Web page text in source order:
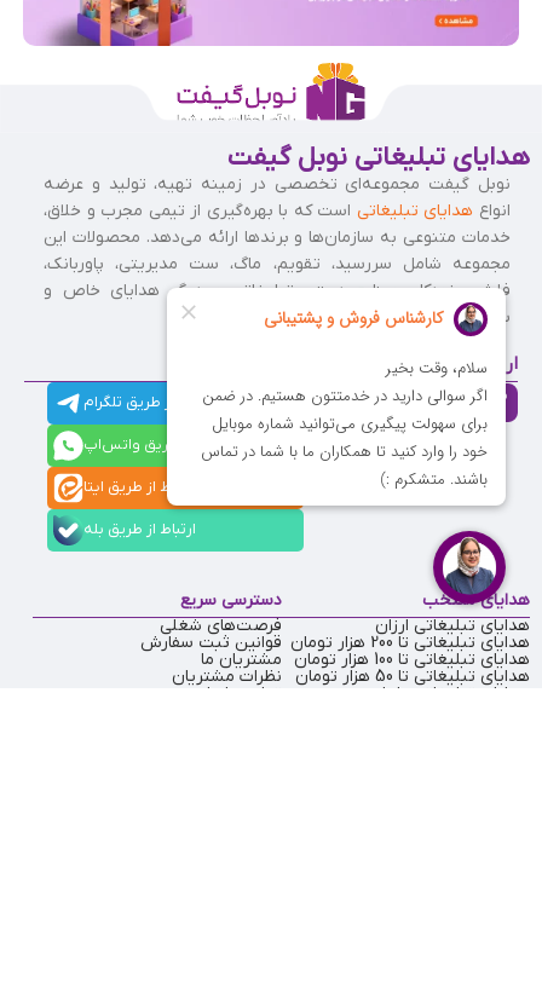
هدایای تبلیغاتی نوبل گیفت
نوبل گیفت مجموعه‌ای تخصصی در زمینه تهیه، تولید و عرضه
انواع هدایای تبلیغاتی است که با بهره‌گیری از تیمی مجرب و خلاق،
خدمات متنوعی به سازمان‌ها و برندها ارائه می‌دهد. محصولات این
مجموعه شامل سررسید، تقویم، ماگ، ست مدیریتی، پاوربانک،
فلش، خودکار، صنایع دستی تبلیغاتی و دیگر هدایای خاص و
سفارشی است.
ارتباط با ما
مشاوره
021-
91009310
021-
86126036
021-
86126506
021-
88537803
فروش
آنلاین
021-
91009320
ارتباط از طریق تلگرام
ارتباط از طریق واتس‌اپ
ارتباط از طریق ایتا
ارتباط از طریق بله
هدایای منتخب
هدایای تبلیغاتی ارزان
هدایای تبلیغاتی تا 200 هزار تومان
هدایای تبلیغاتی تا 100 هزار تومان
هدایای تبلیغاتی تا 50 هزار تومان
هدایای تبلیغاتی یلدا
دسترسی سریع
فرصت‌های شغلی
قوانین ثبت سفارش
مشتریان ما
نظرات مشتریان
تماس با ما